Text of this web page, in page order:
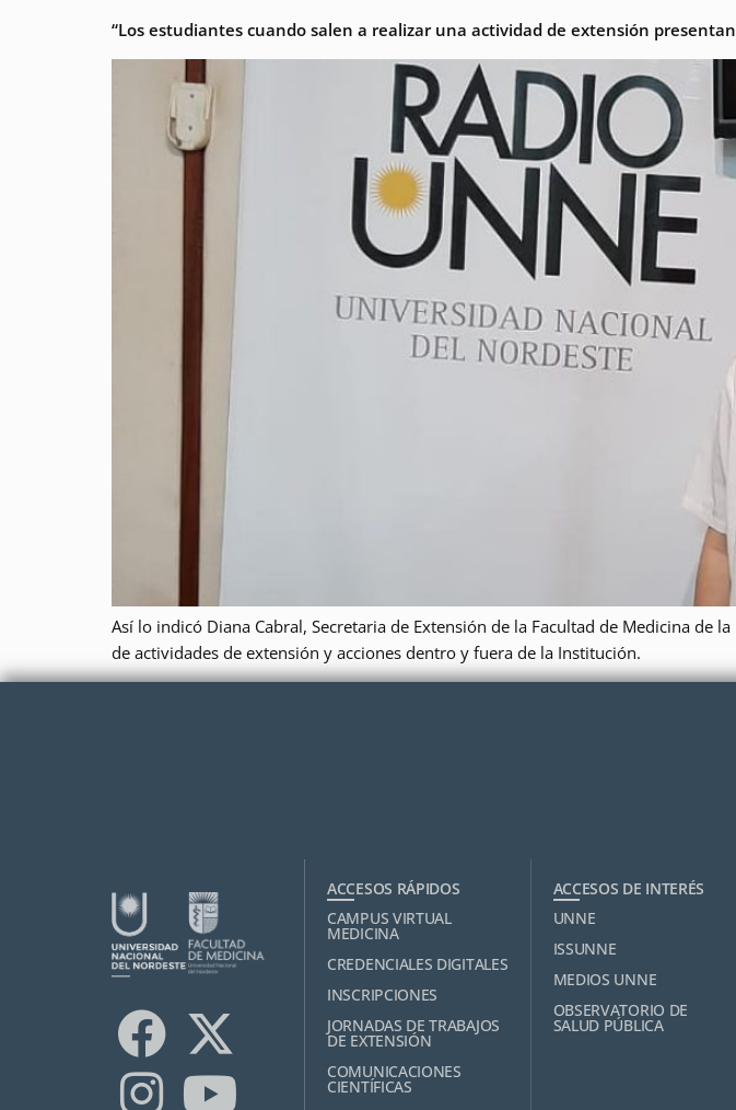
“Los estudiantes cuando salen a realizar una actividad de extensión
Así lo indicó Diana Cabral, Secretaria de Extensión de la Facultad de Medicina
de actividades de extensión y acciones dentro y fuera de la Institución.
ACCESOS RÁPIDOS
CAMPUS VIRTUAL
MEDICINA
CREDENCIALES DIGITALES
INSCRIPCIONES
JORNADAS DE TRABAJOS
DE EXTENSIÓN
COMUNICACIONES
CIENTÍFICAS
ACCESOS DE INTERÉS
UNNE
ISSUNNE
MEDIOS UNNE
OBSERVATORIO DE
SALUD PÚBLICA